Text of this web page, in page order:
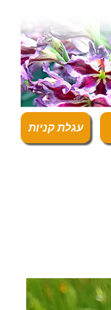
עגלת קניות